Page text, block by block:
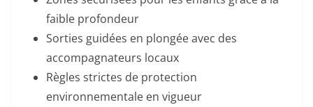
faible profondeur
Sorties guidées en plongée avec des
accompagnateurs locaux
Règles strictes de protection
environnementale en vigueur